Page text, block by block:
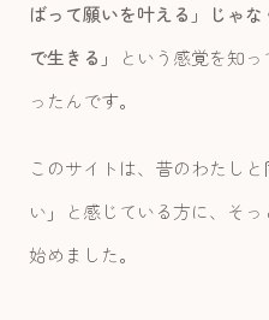
ばって願いを叶える」じゃ
で生きる」
という感覚を知
ったんです。
このサイトは、昔のわたし
い」と感じている方に、そ
始めました。